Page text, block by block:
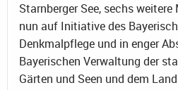
Starnberger See, sechs
nun auf Initiative des
Denkmalpflege und in enger
Bayerischen Verwaltung der
Gärten und Seen und dem